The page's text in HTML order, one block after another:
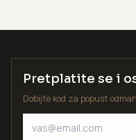
Pretplatite se i
Dobijte kod za popust